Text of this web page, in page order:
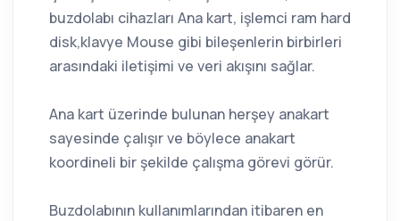
buzdolabı cihazları Ana kart, işlemci ram hard
disk,klavye Mouse gibi bileşenlerin birbirleri
arasındaki iletişimi ve veri akışını sağlar.
Ana kart üzerinde bulunan herşey anakart
sayesinde çalışır ve böylece anakart
koordineli bir şekilde çalışma görevi görür.
Buzdolabının kullanımlarından itibaren en